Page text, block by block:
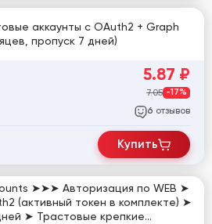
аккаунты с OAuth2 + Graph
пропуск 7 дней)
5.87 ₽
7.05 -17%
6 отзывов
Купить
➤➤➤ Авторизация по WEB ➤
(активный токен в комплекте) ➤
➤ Трастовые крепкие